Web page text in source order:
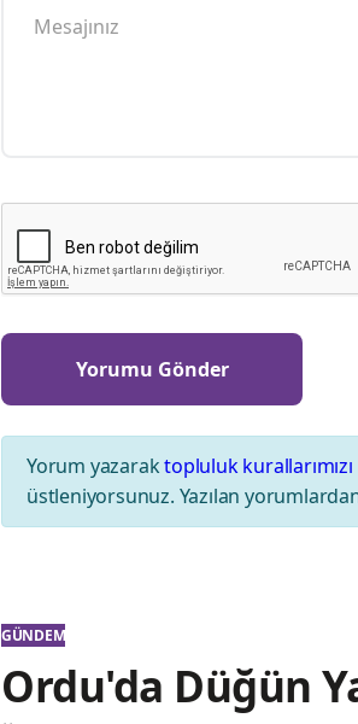
Yorum yazaraktopluluk kurallarımızı
üstleniyorsunuz. Yazılan
GÜNDEM
Ordu'da Düğün